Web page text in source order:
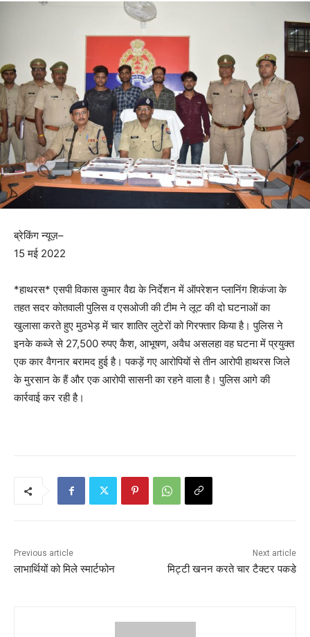
ब्रेकिंग न्यूज़–
15 मई 2022
*हाथरस* एसपी विकास कुमार वैद्य के निर्देशन में ऑपरेशन प्लानिंग शिकंजा के
तहत सदर कोतवाली पुलिस व एसओजी की टीम ने लूट की दो घटनाओं का
खुलासा करते हुए मुठभेड़ में चार शातिर लुटेरों को गिरफ्तार किया है। पुलिस ने
इनके कब्जे से 27,500 रुपए कैश, आभूषण, अवैध असलहा वह घटना में प्रयुक्त
एक कार वैगनार बरामद हुई है। पकड़ें गए आरोपियों से तीन आरोपी हाथरस जिले
के मुरसान के हैं और एक आरोपी सासनी का रहने वाला है। पुलिस आगे की
कार्रवाई कर रही है।
Previous article
लाभार्थियों को मिले स्मार्टफोन
Next article
मिट्टी खनन करते चार टैक्टर पकडे